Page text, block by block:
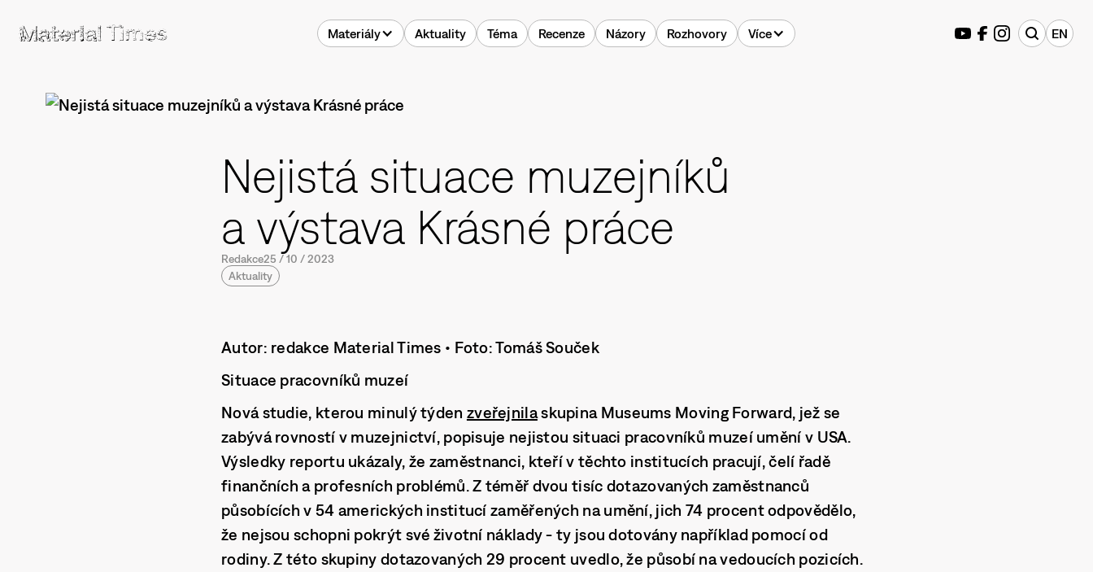
Materiály Aktuality Téma Recenze Názory Rozhovory Více EN
Nejistá situace muzejníků
a výstava Krásné práce
Redakce25 /10 /2023
Aktuality
Autor: redakce Material Times • Foto: Tomáš Souček
Situace pracovníků muzeí
Nová studie, kterou minulý týden zveřejnilaskupina Museums Moving Forward, jež se
zabývá rovností v muzejnictví, popisuje nejistou situaci pracovníků muzeí umění v USA.
Výsledky reportu ukázaly, že zaměstnanci, kteří v těchto institucích pracují, čelí řadě
finančních a profesních problémů. Z téměř dvou tisíc dotazovaných zaměstnanců
působících v 54 amerických institucí zaměřených na umění, jich 74 procent odpovědělo,
že nejsou schopni pokrýt své životní náklady - ty jsou dotovány například pomocí od
rodiny. Z této skupiny dotazovaných 29 procent uvedlo, že působí na vedoucích pozicích.